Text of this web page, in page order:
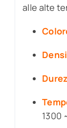
alle alte
1300